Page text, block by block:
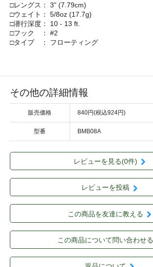
□レングス： 3" (7.79cm)
□ウェイト： 5/8oz (17.7g)
□潜行深度： 10 - 13 ft.
□フック ： #2
□タイプ ： フローティング
その他の詳細情報
販売価格 840円(税込924円)
型番 BMB08A
レビューを見る(0件)
レビューを投稿
この商品を友達に教える
この商品について問い合わせる